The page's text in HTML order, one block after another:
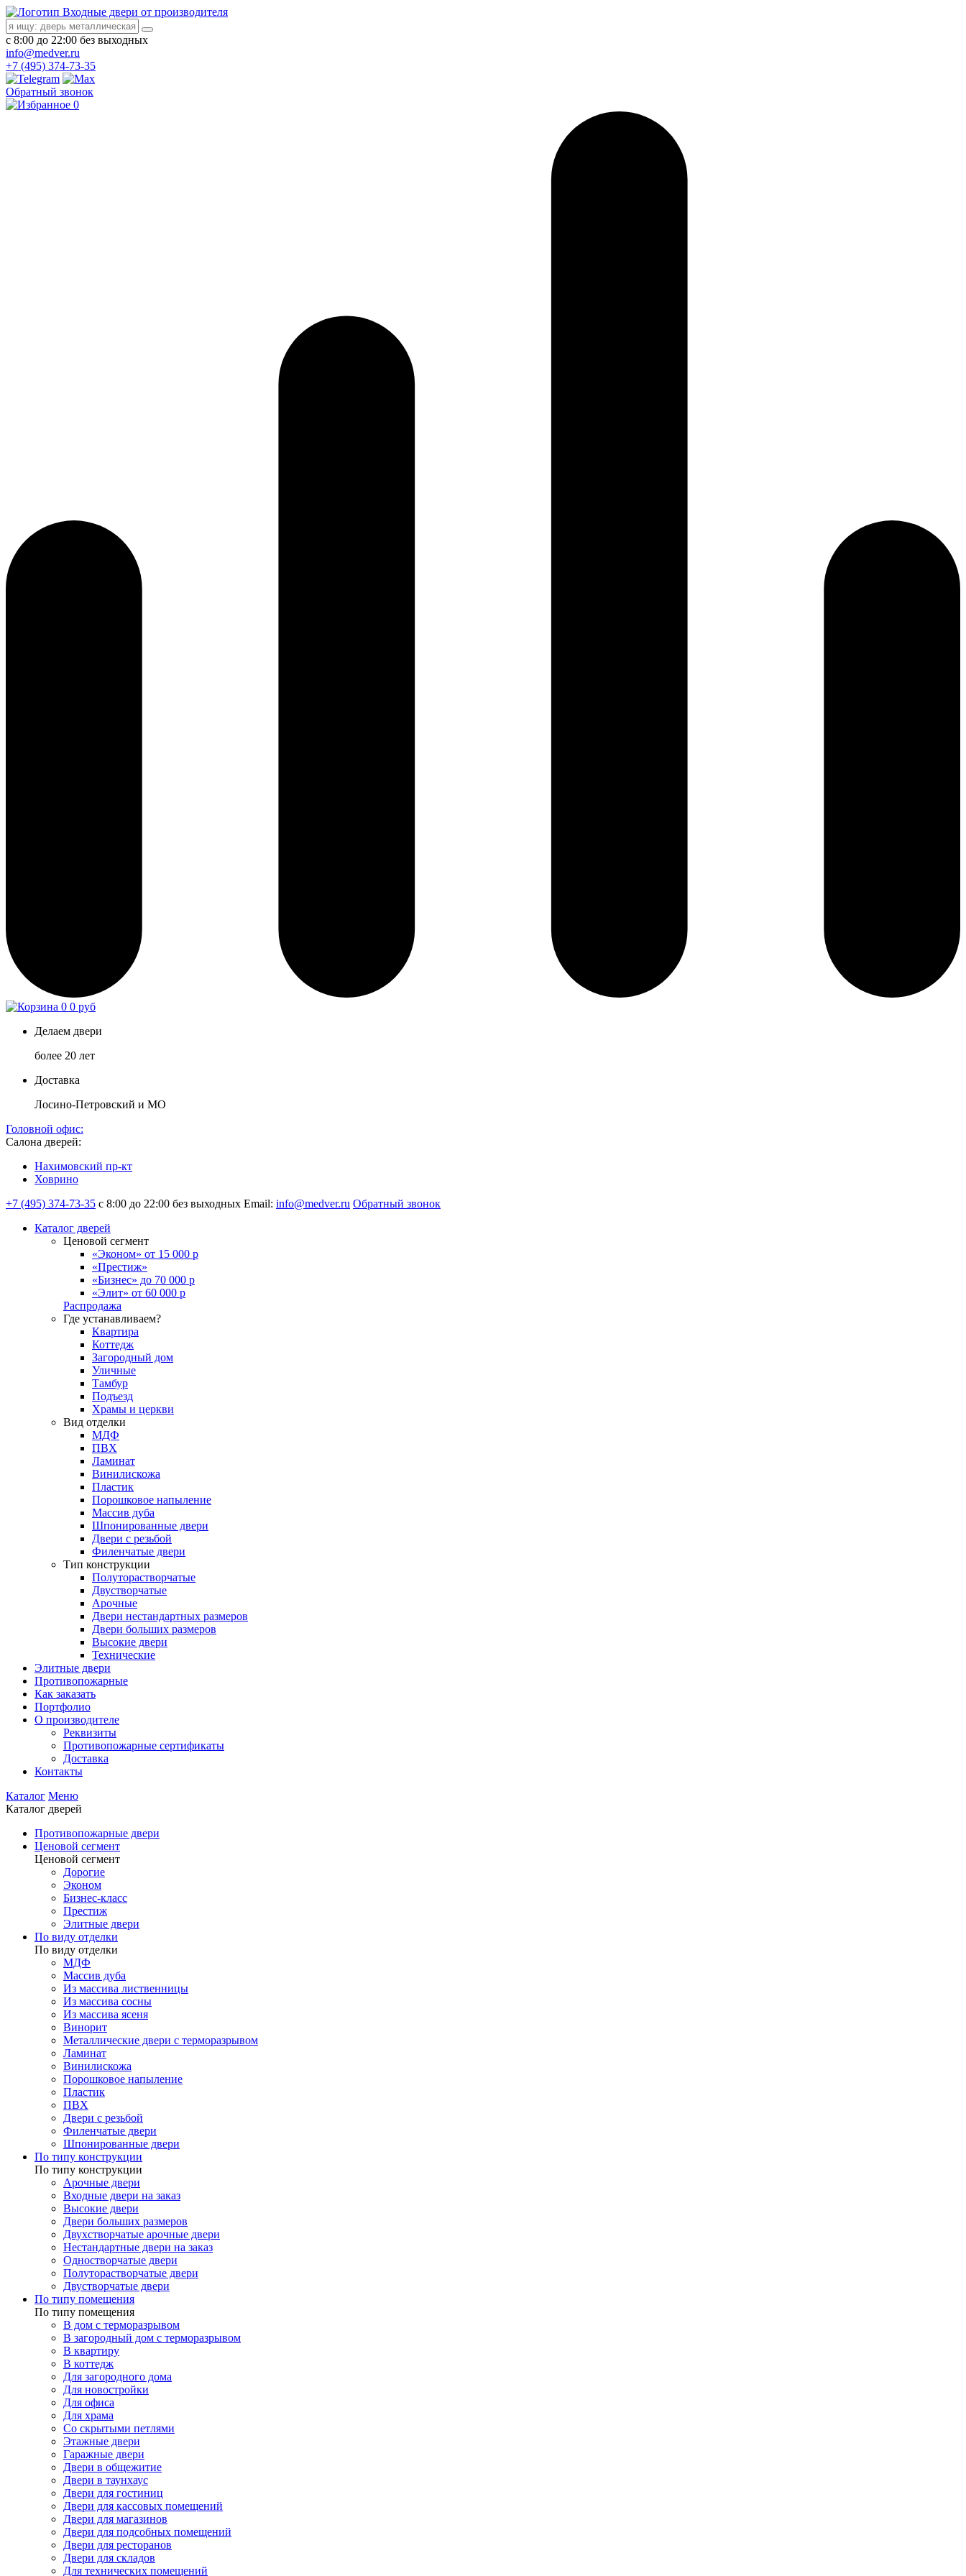
Входные двери от производителя
с 8:00 до 22:00 без выходных
info@medver.ru
+7 (495) 374-73-35
Обратный звонок
0
0 0 руб
Делаем двери
более 20 лет
Доставка
Лосино-Петровский и МО
Головной офис:
Салона дверей:
Нахимовский пр-кт
Ховрино
+7 (495) 374-73-35 с 8:00 до 22:00 без выходных Email: info@medver.ru Обратный звонок
Каталог дверей
Ценовой сегмент
«Эконом» от 15 000 р
«Престиж»
«Бизнес» до 70 000 р
«Элит» от 60 000 р
Распродажа
Где устанавливаем?
Квартира
Коттедж
Загородный дом
Уличные
Тамбур
Подъезд
Храмы и церкви
Вид отделки
МДФ
ПВХ
Ламинат
Винилискожа
Пластик
Порошковое напыление
Массив дуба
Шпонированные двери
Двери с резьбой
Филенчатые двери
Тип конструкции
Полуторастворчатые
Двустворчатые
Арочные
Двери нестандартных размеров
Двери больших размеров
Высокие двери
Технические
Элитные двери
Противопожарные
Как заказать
Портфолио
О производителе
Реквизиты
Противопожарные сертификаты
Доставка
Контакты
Каталог Меню
Каталог дверей
Противопожарные двери
Ценовой сегмент
Ценовой сегмент
Дорогие
Эконом
Бизнес-класс
Престиж
Элитные двери
По виду отделки
По виду отделки
МДФ
Массив дуба
Из массива лиственницы
Из массива сосны
Из массива ясеня
Винорит
Металлические двери с терморазрывом
Ламинат
Винилискожа
Порошковое напыление
Пластик
ПВХ
Двери с резьбой
Филенчатые двери
Шпонированные двери
По типу конструкции
По типу конструкции
Арочные двери
Входные двери на заказ
Высокие двери
Двери больших размеров
Двухстворчатые арочные двери
Нестандартные двери на заказ
Одностворчатые двери
Полуторастворчатые двери
Двустворчатые двери
По типу помещения
По типу помещения
В дом с терморазрывом
В загородный дом с терморазрывом
В квартиру
В коттедж
Для загородного дома
Для новостройки
Для офиса
Для храма
Со скрытыми петлями
Этажные двери
Гаражные двери
Двери в общежитие
Двери в таунхаус
Двери для гостиниц
Двери для кассовых помещений
Двери для магазинов
Двери для подсобных помещений
Двери для ресторанов
Двери для складов
Для технических помещений